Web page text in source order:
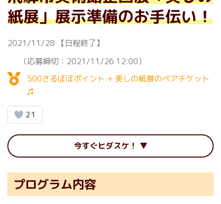
紙展」展示準備のお手伝い！
2021/11/28
【日程終了】
（応募締切：2021/11/26 12:00）
500さるぼぼポイント + 美しの紙展のペアチケット
♫
21
今すぐヒダスケ！
プログラム内容